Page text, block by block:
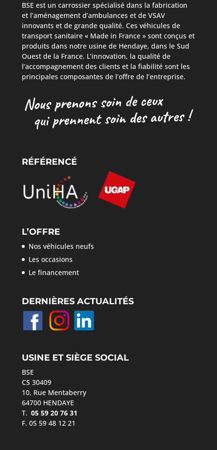
BSE est un carrossier spécialisé dans la fabrication
et l’aménagement d’ambulances et de VSAV
innovants et de grande qualité. Ces véhicules de
transport sanitaire « Made in France » sont conçus et
produits dans notre usine de Hendaye, dans le Sud
Ouest de la France. L’innovation, la qualité de
l’accompagnement des clients et la fiabilité sont les
principales composantes de l’offre de l’entreprise.
RÉFÉRENCÉ
L’OFFRE
Nos véhicules neufs
Les occasions
Le financement
DERNIÈRES ACTUALITÉS
USINE ET SIÈGE SOCIAL
BSE
CS 30409
10, Rue Mentaberry
64700 HENDAYE
T. 05 59 20 76 31
F. 05 59 48 12 21